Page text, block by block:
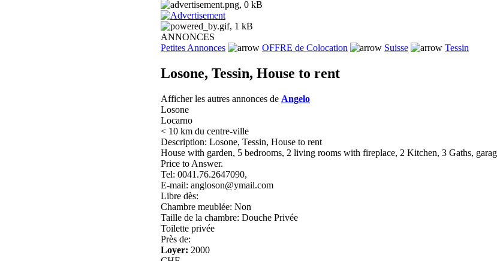
ANNONCES
Petites Annonces
OFFRE de Colocation Suisse Tessin
Losone, Tessin, House to rent
Afficher les autres annonces de Angelo
Losone
Locarno
< 10 km du centre-ville
Description: Losone, Tessin, House to rent
House with garden, 5 bedrooms, 2 living rooms with fireplace, 2 Kitchen, 3 Gaths,
Price to Answer.
Tel: 0041.76.2647090,
E-mail: angloson@ymail.com
Libre dès:
Chambre meublée: Non
Taille de la chambre: Douche Privée
Toilette privée
Près de:
Loyer: 2000